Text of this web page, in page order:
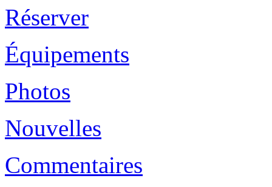
Réserver
Équipements
Photos
Nouvelles
Commentaires